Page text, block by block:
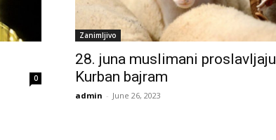
0
Zanimljivo
28. juna muslimani proslavljaju
Kurban bajram
admin - June 26, 2023